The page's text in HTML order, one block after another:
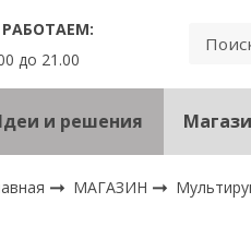
до 21.00
и решения
МАГАЗИН